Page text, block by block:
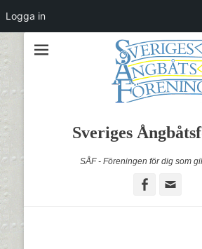
Sveriges
SÅF - Föreningen för dig som
Facebook
Logga in